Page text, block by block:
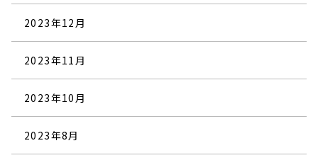
2023年12月
2023年11月
2023年10月
2023年8月